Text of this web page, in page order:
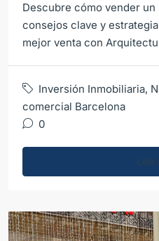
Descubre cómo vender
consejos clave y
mejor venta con
Inversión Inmobiliaria,
comercial Barcelona
0
Lee